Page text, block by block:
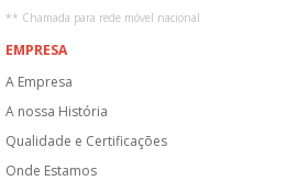
** Chamada para rede móvel nacional
EMPRESA
A Empresa
A nossa História
Qualidade e Certificações
Onde Estamos